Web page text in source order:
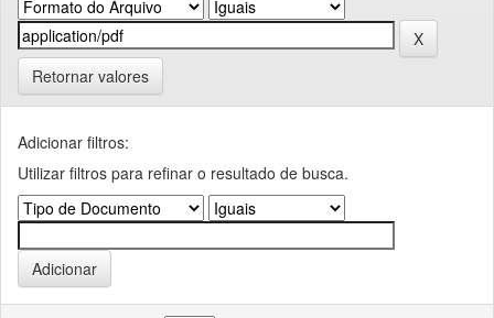
Retornar valores
Adicionar filtros:
Utilizar filtros para refinar o resultado de busca.